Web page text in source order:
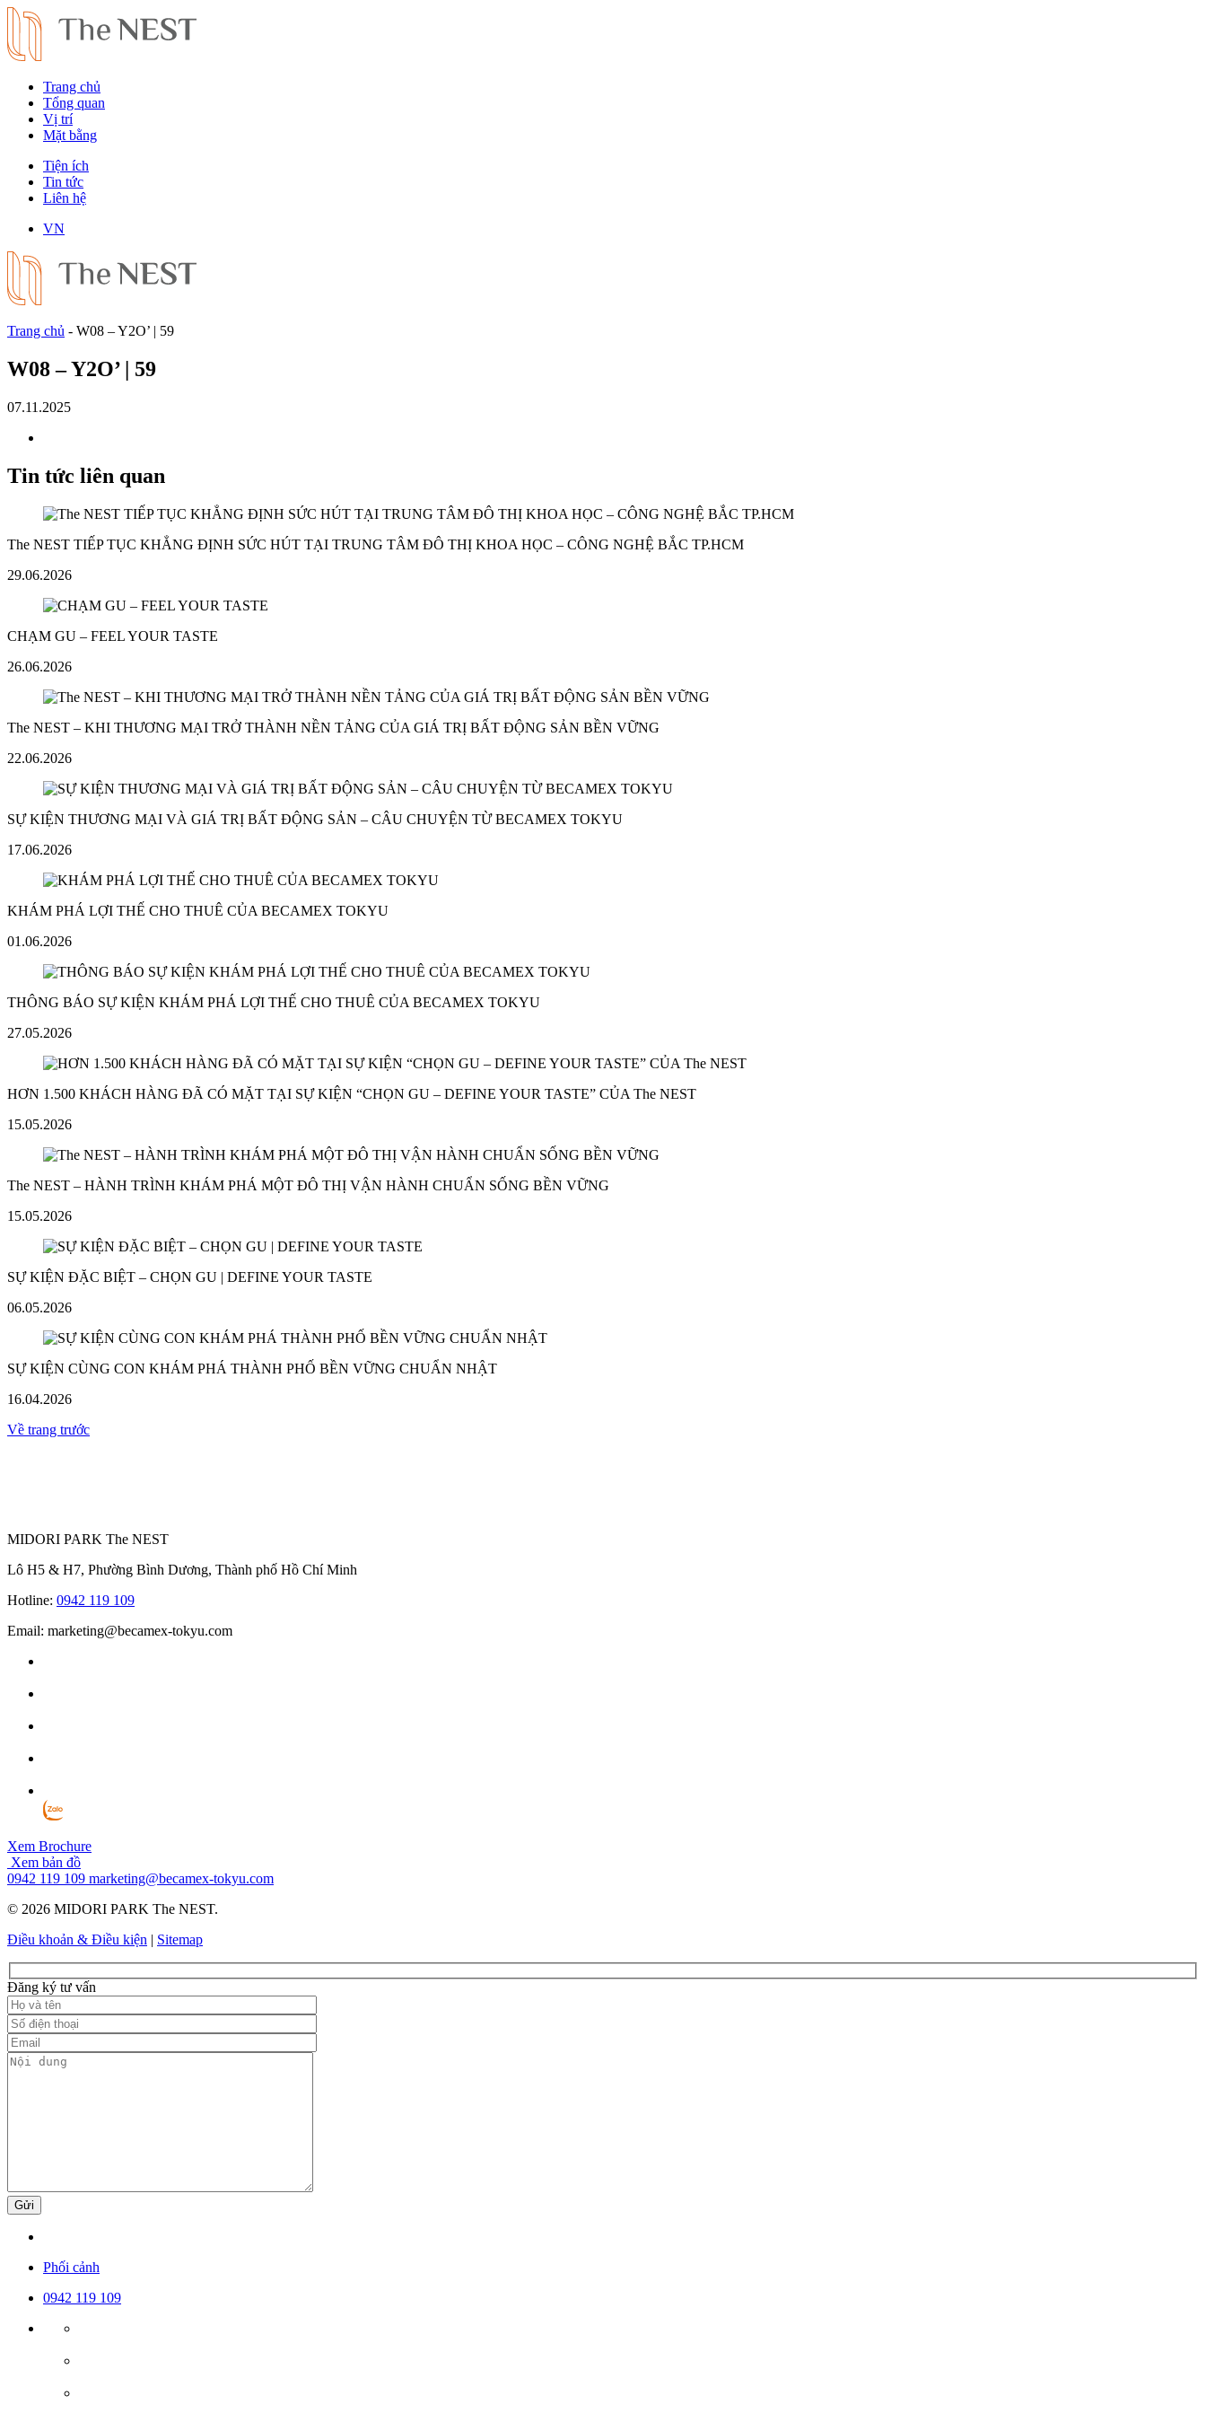
Trang chủ
Tổng quan
Vị trí
Mặt bằng
Tiện ích
Tin tức
Liên hệ
VN
Trang chủ - W08 – Y2O’ | 59
W08 – Y2O’ | 59
07.11.2025
Tin tức liên quan
The NEST TIẾP TỤC KHẲNG ĐỊNH SỨC HÚT TẠI TRUNG TÂM ĐÔ THỊ KHOA HỌC – CÔNG NGHỆ BẮC TP.HCM
29.06.2026
CHẠM GU – FEEL YOUR TASTE
26.06.2026
The NEST – KHI THƯƠNG MẠI TRỞ THÀNH NỀN TẢNG CỦA GIÁ TRỊ BẤT ĐỘNG SẢN BỀN VỮNG
22.06.2026
SỰ KIỆN THƯƠNG MẠI VÀ GIÁ TRỊ BẤT ĐỘNG SẢN – CÂU CHUYỆN TỪ BECAMEX TOKYU
17.06.2026
KHÁM PHÁ LỢI THẾ CHO THUÊ CỦA BECAMEX TOKYU
01.06.2026
THÔNG BÁO SỰ KIỆN KHÁM PHÁ LỢI THẾ CHO THUÊ CỦA BECAMEX TOKYU
27.05.2026
HƠN 1.500 KHÁCH HÀNG ĐÃ CÓ MẶT TẠI SỰ KIỆN “CHỌN GU – DEFINE YOUR TASTE” CỦA The NEST
15.05.2026
The NEST – HÀNH TRÌNH KHÁM PHÁ MỘT ĐÔ THỊ VẬN HÀNH CHUẨN SỐNG BỀN VỮNG
15.05.2026
SỰ KIỆN ĐẶC BIỆT – CHỌN GU | DEFINE YOUR TASTE
06.05.2026
SỰ KIỆN CÙNG CON KHÁM PHÁ THÀNH PHỐ BỀN VỮNG CHUẨN NHẬT
16.04.2026
Về trang trước
MIDORI PARK The NEST
Lô H5 & H7, Phường Bình Dương, Thành phố Hồ Chí Minh
Hotline: 0942 119 109
Email: marketing@becamex-tokyu.com
Xem Brochure
Xem bản đồ
0942 119 109 marketing@becamex-tokyu.com
© 2026 MIDORI PARK The NEST.
Điều khoản & Điều kiện | Sitemap
Đăng ký tư vấn
Gửi
Phối cảnh
0942 119 109